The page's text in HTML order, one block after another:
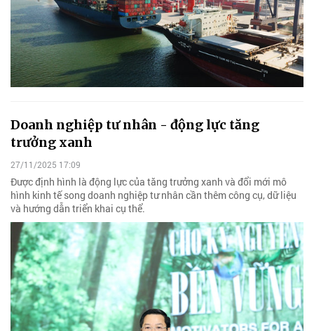
Doanh nghiệp tư nhân - động lực tăng
trưởng xanh
27/11/2025 17:09
Được định hình là động lực của tăng trưởng xanh và đổi mới mô
hình kinh tế song doanh nghiệp tư nhân cần thêm công cụ, dữ liệu
và hướng dẫn triển khai cụ thể.